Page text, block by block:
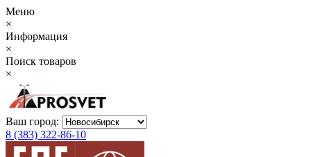
Меню
×
Информация
×
Поиск товаров
×
Ваш город:
8 (383) 322-86-10